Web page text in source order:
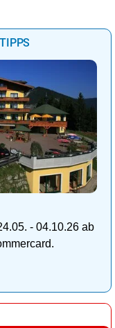
- 04.10.26 ab